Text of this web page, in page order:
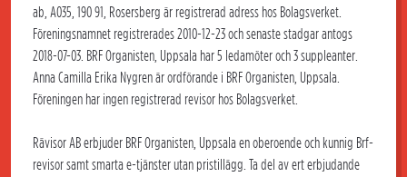
ab, A035, 190 91, Rosersberg är registrerad adress hos Bolagsverket.
Föreningsnamnet registrerades 2010-12-23 och senaste stadgar antogs
2018-07-03. BRF Organisten, Uppsala har 5 ledamöter och 3 suppleanter.
Anna Camilla Erika Nygren är ordförande i BRF Organisten, Uppsala.
Föreningen har ingen registrerad revisor hos Bolagsverket.
Rävisor AB erbjuder BRF Organisten, Uppsala en oberoende och kunnig Brf-
revisor samt smarta e-tjänster utan pristillägg. Ta del av ert erbjudande